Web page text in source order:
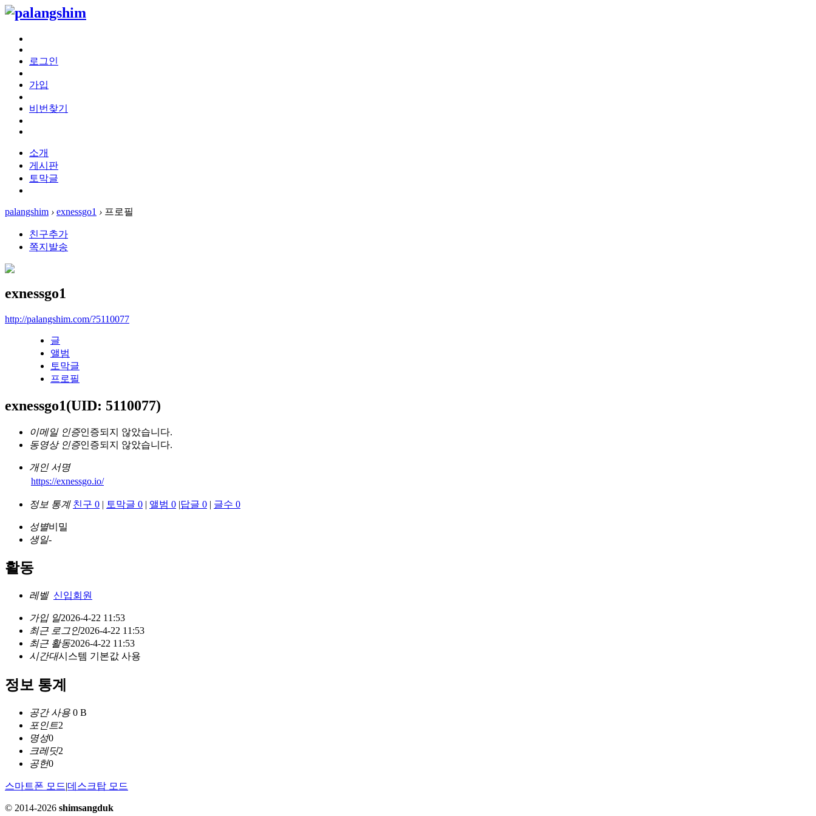
로그인
가입
비번찾기
소개
게시판
토막글
palangshim › exnessgo1 › 프로필
친구추가
쪽지발송
exnessgo1
http://palangshim.com/?5110077
글
앨범
토막글
프로필
exnessgo1(UID: 5110077)
이메일 인증인증되지 않았습니다.
동영상 인증인증되지 않았습니다.
개인 서명
https://exnessgo.io/
정보 통계 친구 0 | 토막글 0 | 앨범 0 |답글 0 | 글수 0
성별비밀
생일-
활동
레벨 신입회원
가입 일2026-4-22 11:53
최근 로그인2026-4-22 11:53
최근 활동2026-4-22 11:53
시간대시스템 기본값 사용
정보 통계
공간 사용 0 B
포인트2
명성0
크레딧2
공헌0
스마트폰 모드|데스크탑 모드
© 2014-2026 shimsangduk